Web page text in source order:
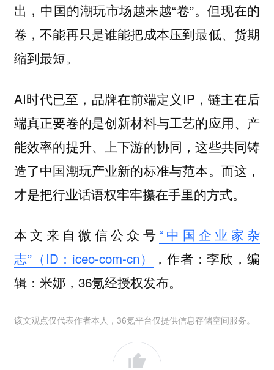
出，中国的潮玩市场越来越“卷”。但现在的
卷，不能再只是谁能把成本压到最低、货期
缩到最短。
AI时代已至，品牌在前端定义IP，链主在后
端真正要卷的是创新材料与工艺的应用、产
能效率的提升、上下游的协同，这些共同铸
造了中国潮玩产业新的标准与范本。而这，
才是把行业话语权牢牢攥在手里的方式。
本文来自微信公众号 “中国企业家杂
志”（ID：iceo-com-cn）
，作者：李欣，编
辑：米娜，36氪经授权发布。
该文观点仅代表作者本人，36氪平台仅提供信息存储空间服务。